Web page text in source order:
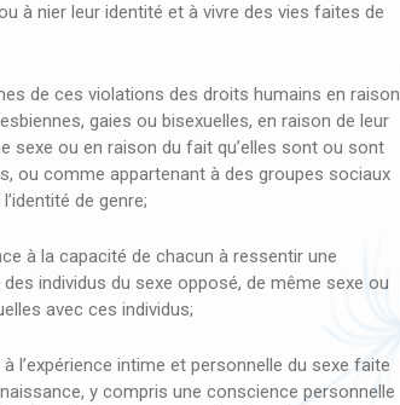
à nier leur identité et à vivre des vies faites de
de ces violations des droits humains en raison
gaies ou bisexuelles, en raison de leur
sexe ou en raison du fait qu’elles sont ou sont
ou comme appartenant à des groupes sociaux
de genre;
à la capacité de chacun à ressentir une
individus du sexe opposé, de même sexe ou
avec ces individus;
l’expérience intime et personnelle du sexe faite
y compris une conscience personnelle